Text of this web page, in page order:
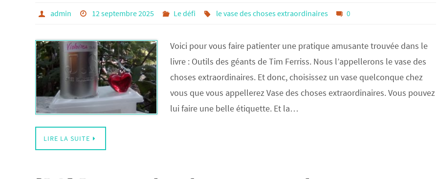
admin 12 septembre 2025 Le défi le vase des choses extraordinaires 0
Voici pour vous faire patienter une pratique amusante trouvée dans le
livre : Outils des géants de Tim Ferriss. Nous l’appellerons le vase des
choses extraordinaires. Et donc, choisissez un vase quelconque chez
vous que vous appellerez Vase des choses extraordinaires. Vous pouvez
lui faire une belle étiquette. Et la…
LIRE LA SUITE